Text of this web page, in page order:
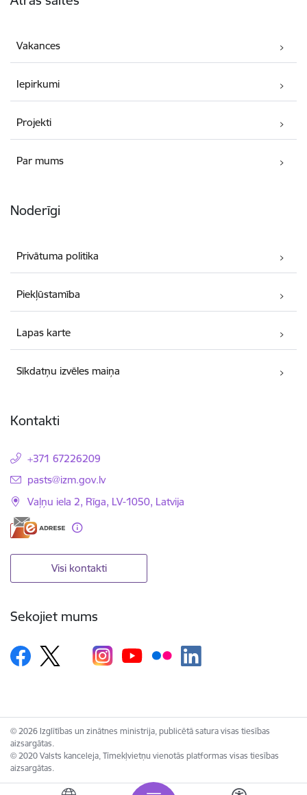
Vakances
Iepirkumi
Projekti
Par mums
Noderīgi
Privātuma politika
Piekļūstamība
Lapas karte
Sīkdatņu izvēles maiņa
Kontakti
+371 67226209
E-pasts:
pasts@izm.gov.lv
Vaļņu iela 2, Rīga, LV-1050, Latvija
Visi kontakti
Sekojiet mums
© 2026 Izglītības un zinātnes ministrija, publicētā satura visas tiesības
aizsargātas.
© 2020 Valsts kanceleja, Tīmekļvietņu vienotās platformas visas tiesības
aizsargātas.